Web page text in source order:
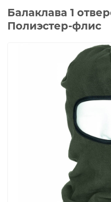
Балаклава 1
Полиэстер-флис